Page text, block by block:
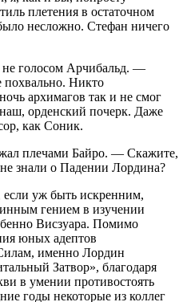
плетения в остаточном
несложно. Стефан ничего
голосом Арчибальд. —
похвально. Никто
архимагов так и не смог
орденский почерк. Даже
как Соник.
плечами Байро. — Скажите,
знали о Падении Лордина?
уж быть искренним,
гением в изучении
Висзуара. Помимо
юных адептов
именно Лордин
Затвор», благодаря
в умении противостоять
годы некоторые из коллег